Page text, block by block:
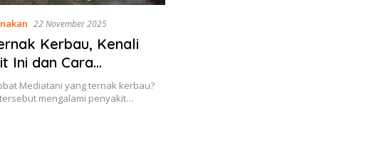
22 November 2025
Kerbau, Kenali
Ini dan Cara
Mediatani yang ternak kerbau?
mengalami penyakit…